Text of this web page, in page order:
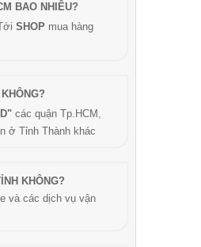
BAO NHIÊU?
SHOP mua hàng
các quận Tp.HCM,
ở Tỉnh Thành khác
KHÔNG?
và các dịch vụ vận